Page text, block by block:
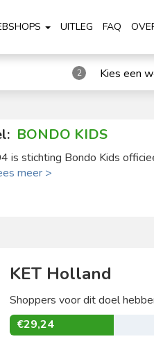
UITLEG FAQ
2 Kies een
BONDO KIDS
is stichting Bondo Kids
meer >
KET Holland
Shoppers voor dit doel
€29,24